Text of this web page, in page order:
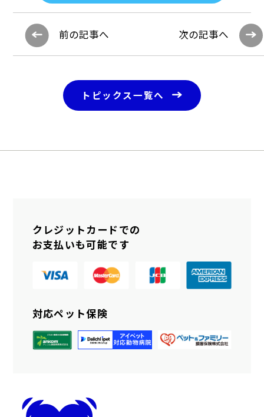
前の記事へ 次の記事へ
トピックス一覧へ
クレジットカードでの
お支払いも可能です
対応ペット保険